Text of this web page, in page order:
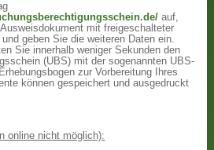
auf,
mit freigeschalteter
geben Sie die weiteren Daten ein.
Sie innerhalb weniger Sekunden den
(UBS) mit der sogenannten UBS-
zur Vorbereitung Ihres
können gespeichert und ausgedruckt
online nicht möglich):